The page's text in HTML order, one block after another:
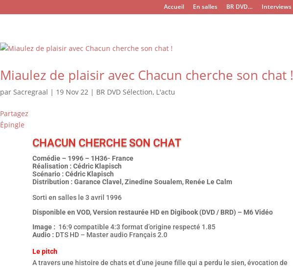
Accueil En salles BR DVD… Interviews
Miaulez de plaisir avec Chacun cherche son chat !
par Sacregraal | 19 Nov 22| BR DVD Sélection, L'actu
Partagez
Épingle
CHACUN CHERCHE SON CHAT
Comédie – 1996 – 1H36- France
Réalisation : Cédric Klapisch
Scénario : Cédric Klapisch
Distribution : Garance Clavel, Zinedine Soualem, Renée Le Calm
Sorti en salles le 3 avril 1996
Disponible en VOD, Version restaurée HD en Digibook (DVD / BRD) – M6 Vidéo
Image : 16:9 compatible 4:3 format d’origine respecté 1.85
Audio : DTS HD – Master audio Français 2.0
Le pitch
A travers une histoire de chats et d’une jeune fille qui a perdu le sien, évocation de